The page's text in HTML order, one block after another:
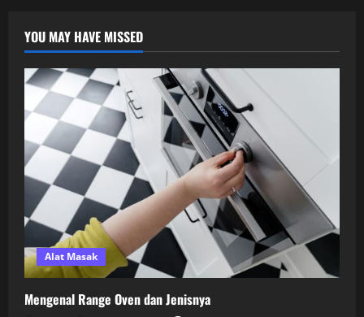
YOU MAY HAVE MISSED
Alat Masak
Mengenal Range Oven dan Jenisnya